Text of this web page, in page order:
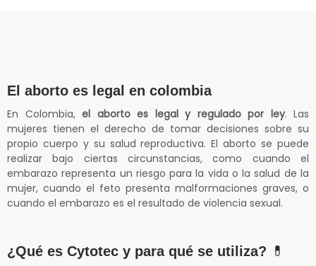
El aborto es legal en colombia
En Colombia, el aborto es legal y regulado por ley. Las
mujeres tienen el derecho de tomar decisiones sobre su
propio cuerpo y su salud reproductiva. El aborto se puede
realizar bajo ciertas circunstancias, como cuando el
embarazo representa un riesgo para la vida o la salud de la
mujer, cuando el feto presenta malformaciones graves, o
cuando el embarazo es el resultado de violencia sexual.
¿Qué es Cytotec y para qué se utiliza? 💊